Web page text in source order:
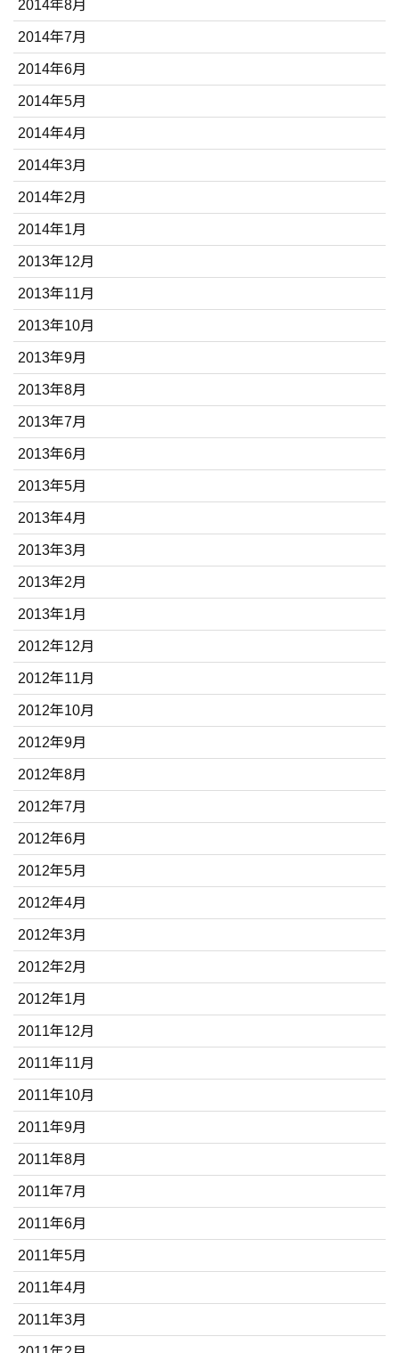
2014年8月
2014年7月
2014年6月
2014年5月
2014年4月
2014年3月
2014年2月
2014年1月
2013年12月
2013年11月
2013年10月
2013年9月
2013年8月
2013年7月
2013年6月
2013年5月
2013年4月
2013年3月
2013年2月
2013年1月
2012年12月
2012年11月
2012年10月
2012年9月
2012年8月
2012年7月
2012年6月
2012年5月
2012年4月
2012年3月
2012年2月
2012年1月
2011年12月
2011年11月
2011年10月
2011年9月
2011年8月
2011年7月
2011年6月
2011年5月
2011年4月
2011年3月